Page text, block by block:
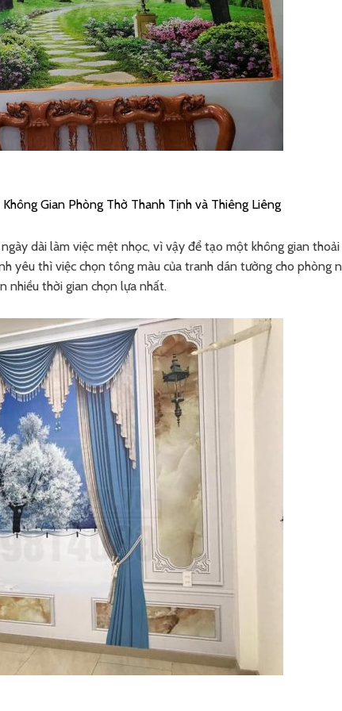
Gian Phòng Thờ Thanh Tịnh và Thiêng Liêng
dài làm việc mệt nhọc, vì vậy để tạo một không gian thoải
yêu thì việc chọn tông màu của tranh dán tường cho phòng
nhiều thời gian chọn lựa nhất.